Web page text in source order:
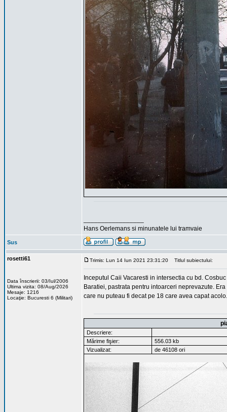
Hans Oerlemans si minunatele lui tramvaie
Sus
rosetti61
Data înscrierii: 03/Iul/2006
Ultima vizita: 08/Aug/2026
Mesaje: 1216
Locaţie: Bucuresti 6 (Militari)
Trimis: Lun 14 Iun 2021 23:31:20 Titlul subiectului:
Inceputul Caii Vacaresti in intersectia cu bd.
Baratiei, pastrata pentru intoarceri neprevazute.
care nu puteau fi decat pe 18 care avea capat acolo.
Descriere:
Mărime fişier:
556.03 kb
Vizualizat:
de 46108 ori